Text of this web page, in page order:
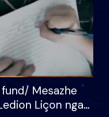
Mesazhe
Liçon nga